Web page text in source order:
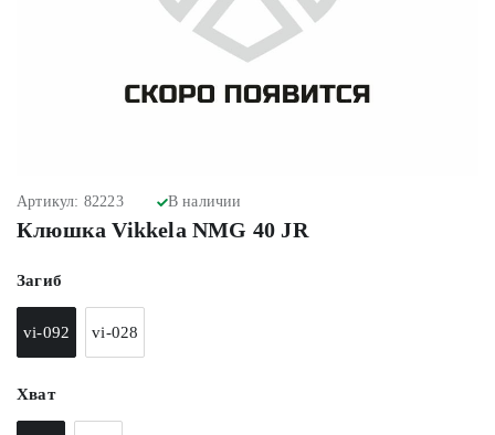
Артикул: 82223 В наличии
Клюшка Vikkela NMG 40 JR
Загиб
vi-092 vi-028
Хват